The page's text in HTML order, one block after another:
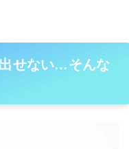
せない…そんな